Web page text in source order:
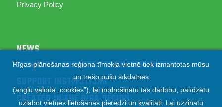
Privacy Policy
NEWS
MUNICIPAL SUPPORT FOR ENTREPRENEURS
SUPPORT INSTITUTIONS
CREATED IN THE RIGA REGION
Rīgas plānošanas reģiona tīmekļa vietnē tiek izmantotas mūsu
un trešo pušu sīkdatnes
(angļu valodā „cookies”), lai nodrošinātu tās darbību, palīdzētu
uzlabot vietnes lietošanas pieredzi un kvalitāti. Lai uzzinātu